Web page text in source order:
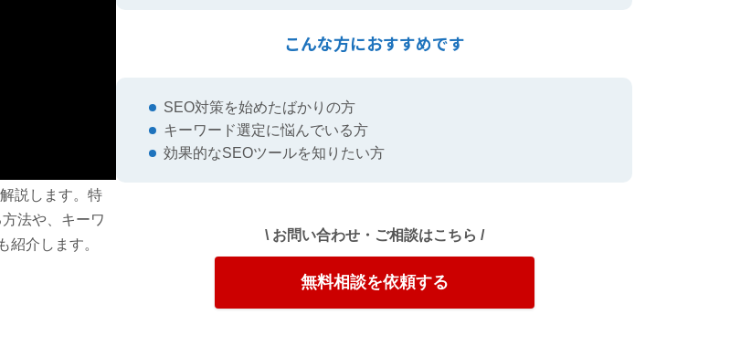
説します。特
法や、キーワ
紹介します。
こんな方におすすめです
SEO対策を始めたばかりの方
キーワード選定に悩んでいる方
効果的なSEOツールを知りたい方
\ お問い合わせ・ご相談はこちら /
無料相談を依頼する